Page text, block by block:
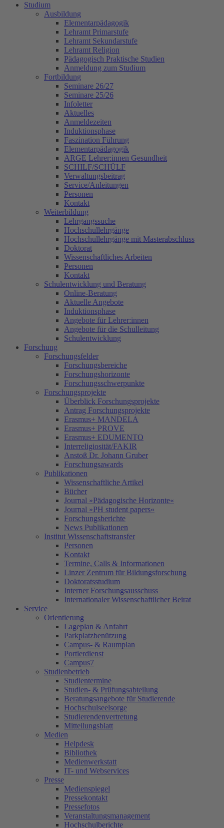
Studium
Ausbildung
Elementarpädagogik
Lehramt Primarstufe
Lehramt Sekundarstufe
Lehramt Religion
Pädagogisch Praktische Studien
Anmeldung zum Studium
Fortbildung
Seminare 26/27
Seminare 25/26
Infoletter
Aktuelles
Anmeldezeiten
Induktionsphase
Faszination Führung
Elementarpädagogik
ARGE Lehrer:innen Gesundheit
SCHILF/SCHÜLF
Verwaltungsbeitrag
Service/Anleitungen
Personen
Kontakt
Weiterbildung
Lehrgangssuche
Hochschullehrgänge
Hochschullehrgänge mit Masterabschluss
Doktorat
Wissenschaftliches Arbeiten
Personen
Kontakt
Schulentwicklung und Beratung
Online-Beratung
Aktuelle Angebote
Induktionsphase
Angebote für Lehrer:innen
Angebote für die Schulleitung
Schulentwicklung
Forschung
Forschungsfelder
Forschungsbereiche
Forschungshorizonte
Forschungsschwerpunkte
Forschungsprojekte
Überblick Forschungsprojekte
Antrag Forschungsprojekte
Erasmus+ MANDELA
Erasmus+ PROVE
Erasmus+ EDUMENTO
Interreligiosität/FAKIR
Anstoß Dr. Johann Gruber
Forschungsawards
Publikationen
Wissenschaftliche Artikel
Bücher
Journal »Pädagogische Horizonte«
Journal »PH student papers«
Forschungsberichte
News Publikationen
Institut Wissenschaftstransfer
Personen
Kontakt
Termine, Calls & Informationen
Linzer Zentrum für Bildungsforschung
Doktoratsstudium
Interner Forschungsausschuss
Internationaler Wissenschaftlicher Beirat
Service
Orientierung
Lageplan & Anfahrt
Parkplatzbenützung
Campus- & Raumplan
Portierdienst
Campus7
Studienbetrieb
Studientermine
Studien- & Prüfungsabteilung
Beratungsangebote für Studierende
Hochschulseelsorge
Studierendenvertretung
Mitteilungsblatt
Medien
Helpdesk
Bibliothek
Medienwerkstatt
IT- und Webservices
Presse
Medienspiegel
Pressekontakt
Pressefotos
Veranstaltungsmanagement
Hochschulberichte